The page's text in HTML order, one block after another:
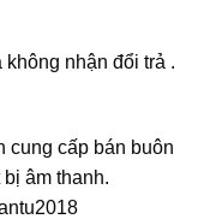
nhận đổi trả .
cung cấp bán buôn
âm thanh.